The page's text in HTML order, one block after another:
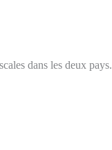
dans les deux pays.